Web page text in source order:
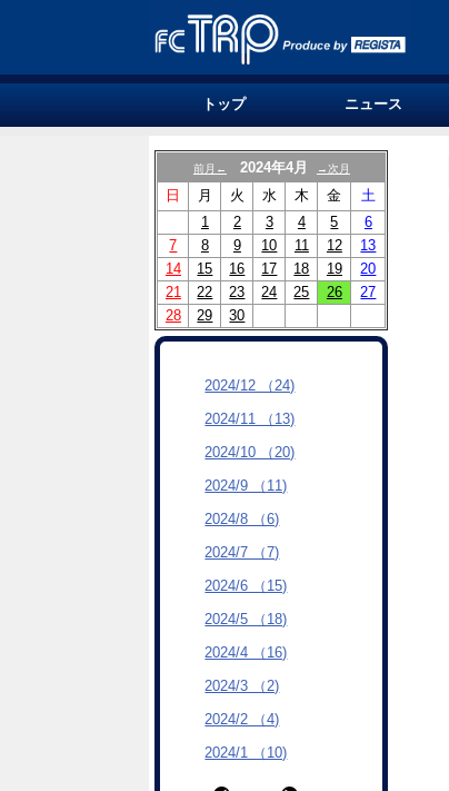
トップ ニュース
前月← 2024年4月 →次月
日 月 火 水 木 金
土
1
2 3 4 5
6
7
8 9 10 11 12
13
14
15 16 17 18 19
20
21
22 23 24 25 26
27
28
29 30
2024/12 （24)
2024/11 （13)
2024/10 （20)
2024/9 （11)
2024/8 （6)
2024/7 （7)
2024/6 （15)
2024/5 （18)
2024/4 （16)
2024/3 （2)
2024/2 （4)
2024/1 （10)